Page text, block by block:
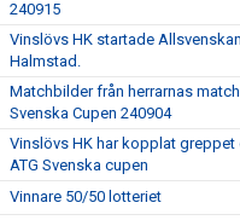
240915
Vinslövs HK startade
Halmstad.
Matchbilder från herrarnas
Svenska Cupen 240904
Vinslövs HK har kopplat
ATG Svenska cupen
Vinnare 50/50 lotteriet